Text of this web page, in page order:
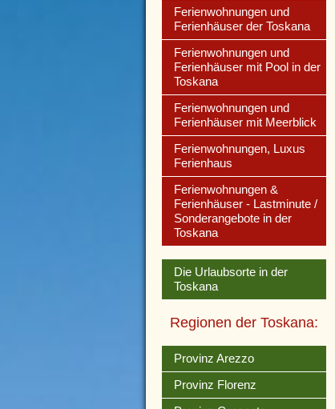
Ferienwohnungen und
Ferienhäuser der Toskana
Ferienwohnungen und
Ferienhäuser mit Pool in der
Toskana
Ferienwohnungen und
Ferienhäuser mit Meerblick
Ferienwohnungen, Luxus
Ferienhaus
Ferienwohnungen &
Ferienhäuser - Lastminute /
Sonderangebote in der
Toskana
Die Urlaubsorte in der
Toskana
Regionen der Toskana:
Provinz Arezzo
Provinz Florenz